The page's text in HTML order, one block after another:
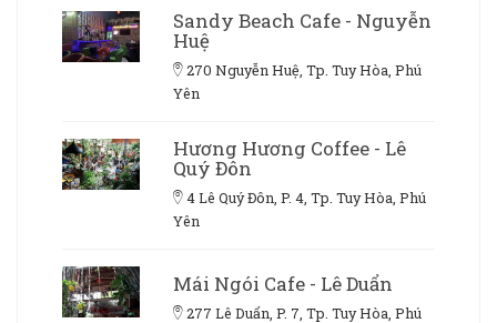
Sandy Beach Cafe - Nguyễn
Huệ
270 Nguyễn Huệ, Tp. Tuy Hòa, Phú
Yên
Hương Hương Coffee - Lê
Quý Đôn
4 Lê Quý Đôn, P. 4, Tp. Tuy Hòa, Phú
Yên
Mái Ngói Cafe - Lê Duẩn
277 Lê Duẩn, P. 7, Tp. Tuy Hòa, Phú